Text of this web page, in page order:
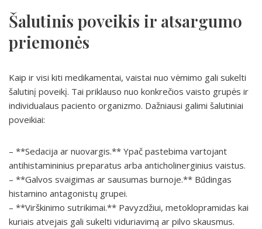
Šalutinis poveikis ir atsargumo
priemonės
Kaip ir visi kiti medikamentai, vaistai nuo vėmimo gali sukelti
šalutinį poveikį. Tai priklauso nuo konkrečios vaisto grupės ir
individualaus paciento organizmo. Dažniausi galimi šalutiniai
poveikiai:
– **Sedacija ar nuovargis.** Ypač pastebima vartojant
antihistamininius preparatus arba anticholinerginius vaistus.
– **Galvos svaigimas ar sausumas burnoje.** Būdingas
histamino antagonistų grupei.
– **Virškinimo sutrikimai.** Pavyzdžiui, metoklopramidas kai
kuriais atvejais gali sukelti viduriavimą ar pilvo skausmus.